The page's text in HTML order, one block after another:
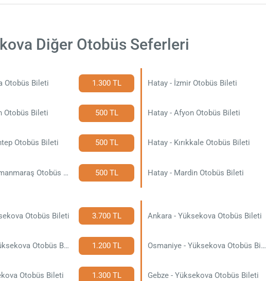
Diğer Otobüs Seferleri
Otobüs Bileti 1.300 TL Hatay - İzmir Otobüs Bileti
Otobüs Bileti 500 TL Hatay - Afyon Otobüs Bileti
Otobüs Bileti 500 TL Hatay - Kırıkkale Otobüs Bileti
Hatay - Kahramanmaraş Otobüs Bileti 500 TL Hatay - Mardin Otobüs Bileti
Otobüs Bileti 3.700 TL Ankara - Yüksekova Otobüs Bileti
Diyarbakır - Yüksekova Otobüs Bileti 1.200 TL Osmaniye - Yüksekova Otobüs Bileti
Otobüs Bileti 1.300 TL Gebze - Yüksekova Otobüs Bileti